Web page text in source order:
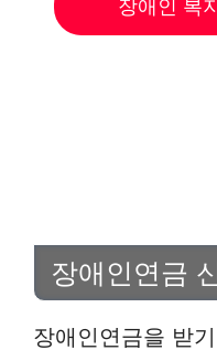
장애인 복
장애인연금
장애인연금을 받